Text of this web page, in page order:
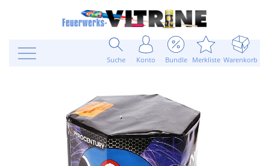
Suche Konto Bundle Merkliste Warenkorb